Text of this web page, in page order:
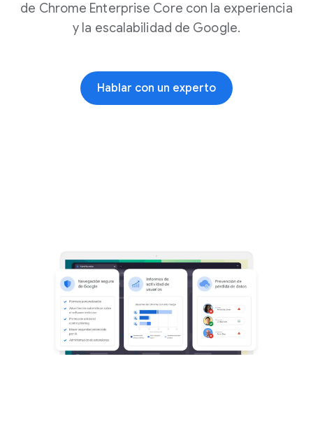
de Chrome Enterprise Core con la experiencia
y la escalabilidad de Google.
Hablar con un experto